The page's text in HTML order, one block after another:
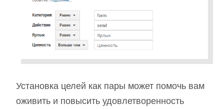
Установка целей как пары может помочь вам
оживить и повысить удовлетворенность